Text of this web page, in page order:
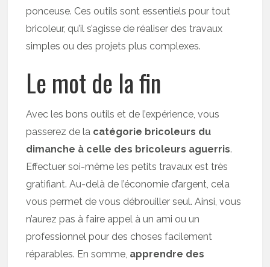
ponceuse. Ces outils sont essentiels pour tout
bricoleur, qu’il s’agisse de réaliser des travaux
simples ou des projets plus complexes.
Le mot de la fin
Avec les bons outils et de l’expérience, vous
passerez de la catégorie bricoleurs du
dimanche à celle des bricoleurs aguerris.
Effectuer soi-même les petits travaux est très
gratifiant. Au-delà de l’économie d’argent, cela
vous permet de vous débrouiller seul. Ainsi, vous
n’aurez pas à faire appel à un ami ou un
professionnel pour des choses facilement
réparables. En somme, apprendre des